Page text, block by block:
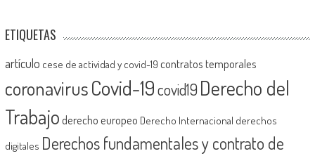
ETIQUETAS
artículo cese de actividad y covid-19 contratos temporales
coronavirusCovid-19covid19 Derecho del
Trabajoderecho europeo Derecho Internacional derechos
digitales Derechos fundamentales y contrato de